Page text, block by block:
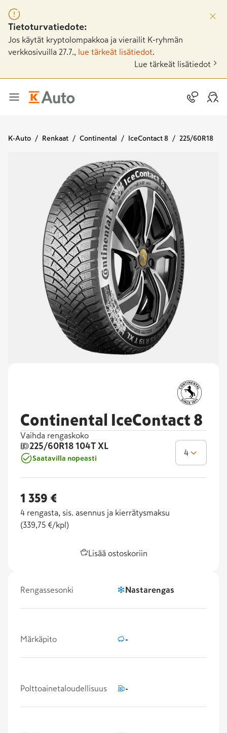
Tietoturvatiedote:
Jos käytät kryptolompakkoa ja vierailit K-ryhmän
verkkosivuilla 27.7.,
lue tärkeät lisätiedot
Lue tärkeät lisätiedot
K-Auto Renkaat Continental IceContact 8 225/60R18
Continental IceContact 8
Vaihda rengaskoko
225/60R18 104T XL
Saatavilla nopeasti
4
1 359 €
4 rengasta, sis. asennus ja kierrätysmaksu
(339,75 €/kpl )
Lisää ostoskoriin
Rengassesonki Nastarengas
Märkäpito -
Polttoainetaloudellisuus -